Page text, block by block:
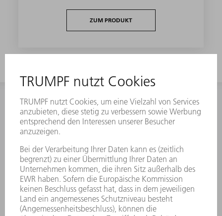
ZUM PRODUKT
KONTAKT NEWSROOM
TERMINE
NEWSLETTERANMELDUNG
ONLINE SERVICES
KONTAKT